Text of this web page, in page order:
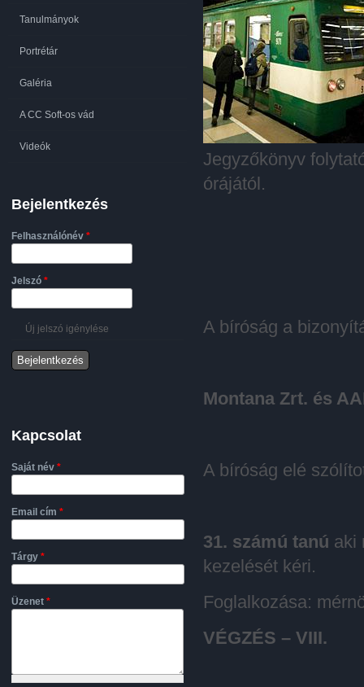
Jegyzőkönyv
órájától.
A bíróság a
Montana Zrt. és AA
A bíróság elé
31. számú tanú aki
kezelését kéri.
Foglalkozása:
VÉGZÉS – VIII.
Tanulmányok
Portrétár
Galéria
A CC Soft-os vád
Videók
Bejelentkezés
Felhasználónév *
Jelszó *
Új jelszó igénylése
Kapcsolat
Saját név *
Email cím *
Tárgy *
Üzenet *